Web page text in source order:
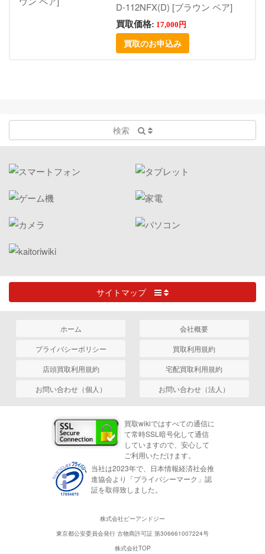
D-112NFX(D) [ブラウン ペア]
買取価格: 17,000円
買取のお申込み
検索
サイトマップ
ホーム
会社概要
プライバシーポリシー
買取利用規約
店頭買取利用規約
宅配買取利用規約
お問い合わせ（個人）
お問い合わせ（法人）
買取wikiではすべての通信に
て常時SSL暗号化して通信
していますので、安心して
ご利用いただけます。
当社は2023年で、日本情報経済社会推
進協会より「プライバシーマーク」認
証を取得致しました。
株式会社ピーアンドジー
東京都公安委員会発行 古物商許可証 第306661007224号
株式会社TOP